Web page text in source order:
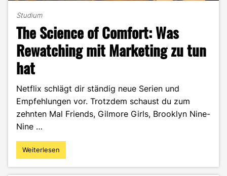
Studium
The Science of Comfort: Was
Rewatching mit Marketing zu tun
hat
Netflix schlägt dir ständig neue Serien und
Empfehlungen vor. Trotzdem schaust du zum
zehnten Mal Friends, Gilmore Girls, Brooklyn Nine-
Nine …
"The
Science
Weiterlesen